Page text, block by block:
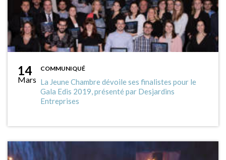
14
Mars
COMMUNIQUÉ
La Jeune Chambre dévoile ses finalistes pour le
Gala Edis 2019, présenté par Desjardins
Entreprises